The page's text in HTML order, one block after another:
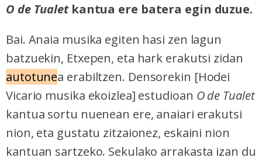
O de Tualetkantua ere batera egin duzue.
Bai. Anaia musika egiten hasi zen lagun
batzuekin, Etxepen, eta hark erakutsi zidan
autotunea erabiltzen. Densorekin [Hodei
Vicario musika ekoizlea] estudioan O de Tualet
kantua sortu nuenean ere, anaiari erakutsi
nion, eta gustatu zitzaionez, eskaini nion
kantuan sartzeko. Sekulako arrakasta izan du